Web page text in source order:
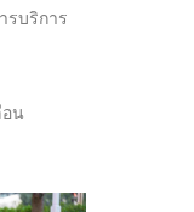
รบริการ
น